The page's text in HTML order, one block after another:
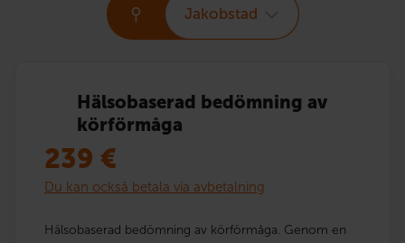
Jakobstad
Hälsobaserad bedömning av
körförmåga
239 €
Du kan också betala via avbetalning
Hälsobaserad bedömning av körförmåga. Genom en